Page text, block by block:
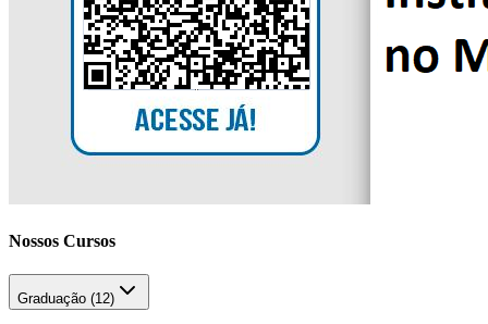
Nossos Cursos
Graduação (12)